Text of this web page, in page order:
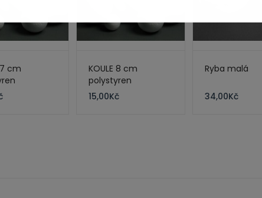
7 cm
KOULE 8 cm
polystyren
15,00Kč
Ryba malá
34,00Kč